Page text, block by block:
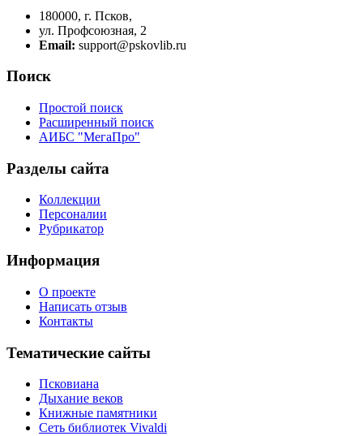
180000, г. Псков,
ул. Профсоюзная, 2
Email: support@pskovlib.ru
Поиск
Простой поиск
Расширенный поиск
АИБС "МегаПро"
Разделы сайта
Коллекции
Персоналии
Рубрикатор
Информация
О проекте
Написать отзыв
Контакты
Тематические сайты
Псковиана
Дыхание веков
Книжные памятники
Сеть библиотек Vivaldi